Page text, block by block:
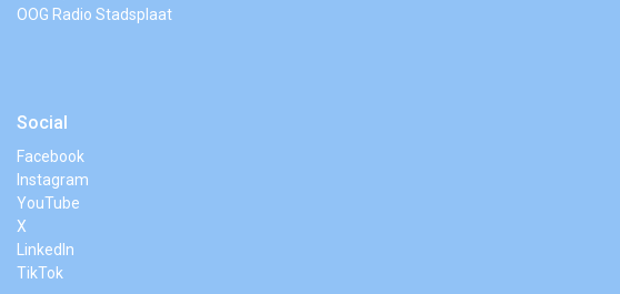
OOG Radio Stadsplaat
Social
Facebook
Instagram
YouTube
X
LinkedIn
TikTok